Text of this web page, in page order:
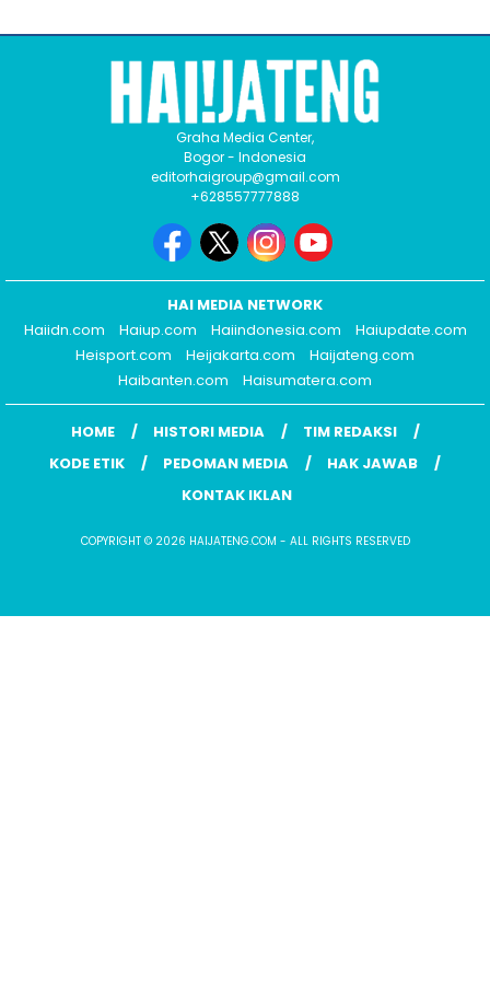
Graha Media Center,
Bogor - Indonesia
editorhaigroup@gmail.com
+628557777888
HAI MEDIA NETWORK
Haiidn.com
Haiup.com Haiindonesia.com
Haiupdate.com
Heisport.com
Heijakarta.com
Haijateng.com
Haibanten.com
Haisumatera.com
HOME HISTORI MEDIA
TIM REDAKSI
KODE ETIK
PEDOMAN MEDIA
HAK JAWAB
KONTAK IKLAN
COPYRIGHT © 2026 HAIJATENG.COM - ALL RIGHTS RESERVED